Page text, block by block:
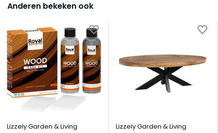
Anderen bekeken ook
Lizzely Garden & Living Lizzely Garden & Living